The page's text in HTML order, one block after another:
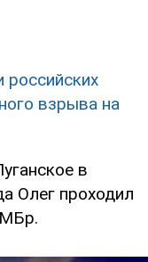
взрыва на
в
Олег проходил